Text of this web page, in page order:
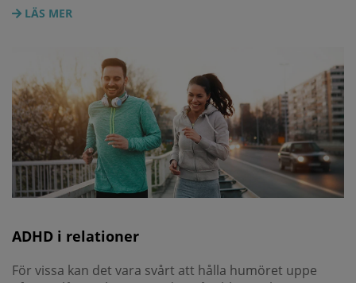
LÄS MER
ADHD i relationer
För vissa kan det vara svårt att hålla humöret uppe